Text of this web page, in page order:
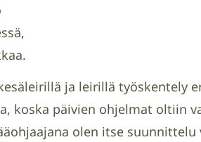
ja leirillä työskentely
koska päivien ohjelmat oltiin
olen itse suunnittelu